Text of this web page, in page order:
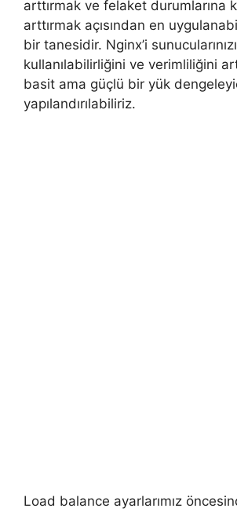
arttırmak ve felaket durumlarına
arttırmak açısından en
bir tanesidir. Nginx’i
kullanılabilirliğini ve verimliliğini
basit ama güçlü bir yük
yapılandırılabiliriz.
Load balance ayarlarımız